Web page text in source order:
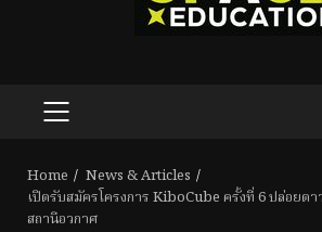
PRIMARY
Home
News & Articles
เปิดรับสมัครโครงการ KiboCube ครั้งที่ 6 ปล่อยดา
สถานีอวกาศ